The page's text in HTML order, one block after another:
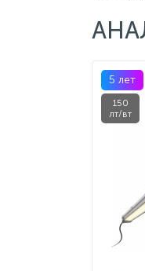
5 лет
150
лт/вт